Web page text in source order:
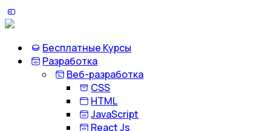
Бесплатные Курсы
Разработка
Веб-разработка
CSS
HTML
JavaScript
React Js